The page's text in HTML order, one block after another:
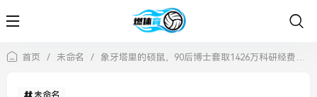
首页 / 未命名 / 象牙塔里的硕鼠，90后博士套取1426万科研经费，撕开了科研经费管理的哪道口子？90后博士套取1426万科研经费，暴露科研经费管理漏洞
未命名